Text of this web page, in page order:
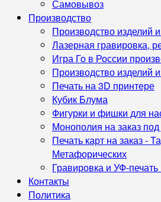
Самовывоз
Производство
Производство изделий
Лазерная гравировка,
Игра Го в России
Производство изделий
Печать на 3D принтере
Кубик Блума
Фигурки и фишки для
Монополия на заказ
Печать карт на заказ -
Метафорических
Гравировка и УФ‑печать
Контакты
Политика